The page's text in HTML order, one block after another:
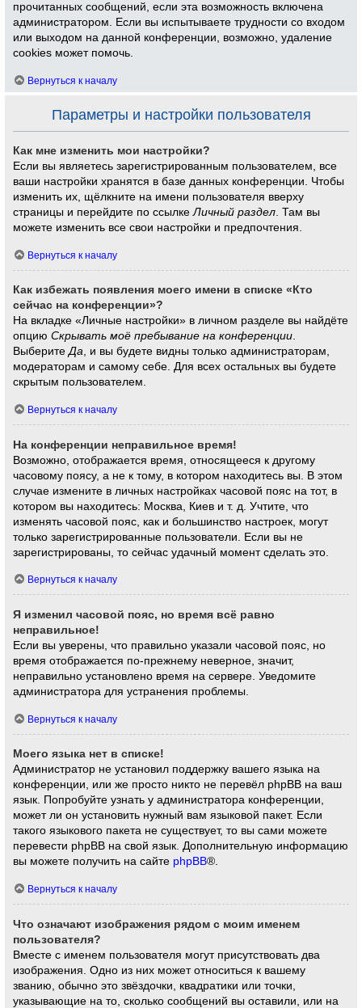
прочитанных сообщений, если эта возможность включена
администратором. Если вы испытываете трудности со входом
или выходом на данной конференции, возможно, удаление
cookies может помочь.
Вернуться к началу
Параметры и настройки пользователя
Как мне изменить мои настройки?
Если вы являетесь зарегистрированным пользователем, все
ваши настройки хранятся в базе данных конференции. Чтобы
изменить их, щёлкните на имени пользователя вверху
страницы и перейдите по ссылкеЛичный раздел . Там вы
можете изменить все свои настройки и предпочтения.
Вернуться к началу
Как избежать появления моего имени в списке «Кто
сейчас на конференции»?
На вкладке «Личные настройки» в личном разделе вы найдёте
опциюСкрывать моё пребывание на конференции.
ВыберитеДа, и вы будете видны только администраторам,
модераторам и самому себе. Для всех остальных вы будете
скрытым пользователем.
Вернуться к началу
На конференции неправильное время!
Возможно, отображается время, относящееся к другому
часовому поясу, а не к тому, в котором находитесь вы. В этом
случае измените в личных настройках часовой пояс на тот, в
котором вы находитесь: Москва, Киев и т. д. Учтите, что
изменять часовой пояс, как и большинство настроек, могут
только зарегистрированные пользователи. Если вы не
зарегистрированы, то сейчас удачный момент сделать это.
Вернуться к началу
Я изменил часовой пояс, но время всё равно
неправильное!
Если вы уверены, что правильно указали часовой пояс, но
время отображается по-прежнему неверное, значит,
неправильно установлено время на сервере. Уведомите
администратора для устранения проблемы.
Вернуться к началу
Моего языка нет в списке!
Администратор не установил поддержку вашего языка на
конференции, или же просто никто не перевёл phpBB на ваш
язык. Попробуйте узнать у администратора конференции,
может ли он установить нужный вам языковой пакет. Если
такого языкового пакета не существует, то вы сами можете
перевести phpBB на свой язык. Дополнительную информацию
вы можете получить на сайте phpBB®.
Вернуться к началу
Что означают изображения рядом с моим именем
пользователя?
Вместе с именем пользователя могут присутствовать два
изображения. Одно из них может относиться к вашему
званию, обычно это звёздочки, квадратики или точки,
указывающие на то, сколько сообщений вы оставили, или на